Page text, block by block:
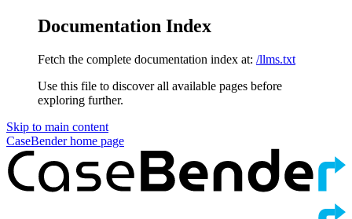
Documentation Index
Fetch the complete documentation index at: /llms.txt
Use this file to discover all available pages before
exploring further.
Skip to main content
CaseBenderhome page